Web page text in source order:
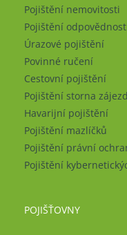
Pojištění nemovitosti
Pojištění
Úrazové pojištění
Povinné ručení
Cestovní pojištění
Pojištění storna
Havarijní pojištění
Pojištění mazlíčků
Pojištění právní
Pojištění
POJIŠŤOVNY